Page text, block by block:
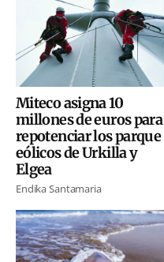
Miteco asigna 10
millones de euros para
repotenciar los parque
eólicos de Urkilla y
Elgea
Endika Santamaria